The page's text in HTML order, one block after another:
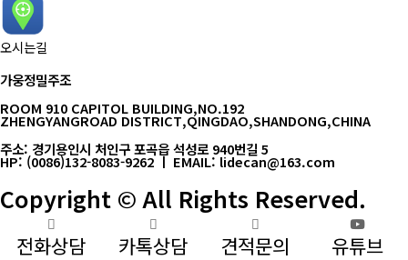
오시는길
가웅정밀주조
ROOM 910 CAPITOL BUILDING,NO.192
ZHENGYANGROAD DISTRICT,QINGDAO,SHANDONG,CHINA
주소: 경기용인시 처인구 포곡읍 석성로 940번길 5
HP: (0086)132-8083-9262 ㅣ EMAIL: lidecan@163.com
Copyright © All Rights Reserved.
전화상담 카톡상담 견적문의 유튜브